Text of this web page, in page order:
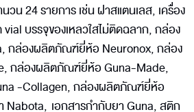
น 24 รายการ เช่น ฝาสแตนเลส, เครื่อง
บรรจุของเหลวใสไม่ติดฉลาก, กล่อง
กล่องผลิตภัณฑ์ยี่ห้อ Neuronox, กล่อง
กล่องผลิตภัณฑ์ยี่ห้อ Guna-Made,
-Collagen, กล่องผลิตภัณฑ์ยี่ห้อ
Nabota, เอกสารกำกับยา Guna, สติก